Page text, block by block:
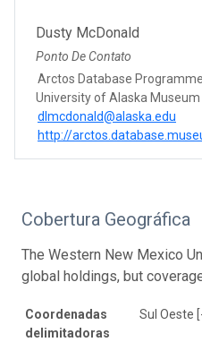
Dusty McDonald
Ponto De Contato
Arctos Database
University of Alaska Museum
dlmcdonald@alaska.edu
http://
Cobertura Geográfica
The Western New Mexico
global holdings, but
Coordenadas
delimitadoras
Sul Oeste